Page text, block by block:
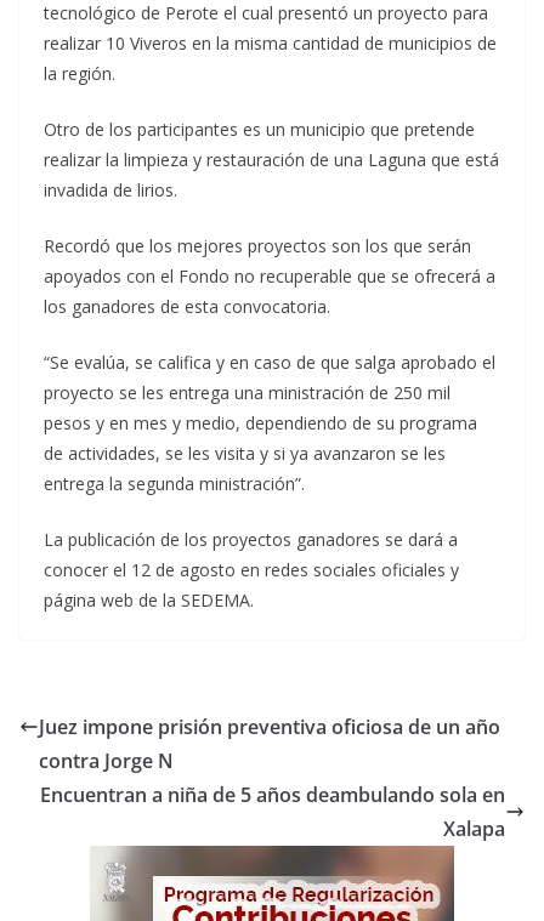
tecnológico de Perote el cual presentó un proyecto para
realizar 10 Viveros en la misma cantidad de municipios de
la región.
Otro de los participantes es un municipio que pretende
realizar la limpieza y restauración de una Laguna que está
invadida de lirios.
Recordó que los mejores proyectos son los que serán
apoyados con el Fondo no recuperable que se ofrecerá a
los ganadores de esta convocatoria.
“Se evalúa, se califica y en caso de que salga aprobado el
proyecto se les entrega una ministración de 250 mil
pesos y en mes y medio, dependiendo de su programa
de actividades, se les visita y si ya avanzaron se les
entrega la segunda ministración”.
La publicación de los proyectos ganadores se dará a
conocer el 12 de agosto en redes sociales oficiales y
página web de la SEDEMA.
Juez impone prisión preventiva oficiosa de un año
contra Jorge N
Encuentran a niña de 5 años deambulando sola en
Xalapa